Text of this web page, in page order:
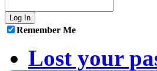
Remember Me
Lost your